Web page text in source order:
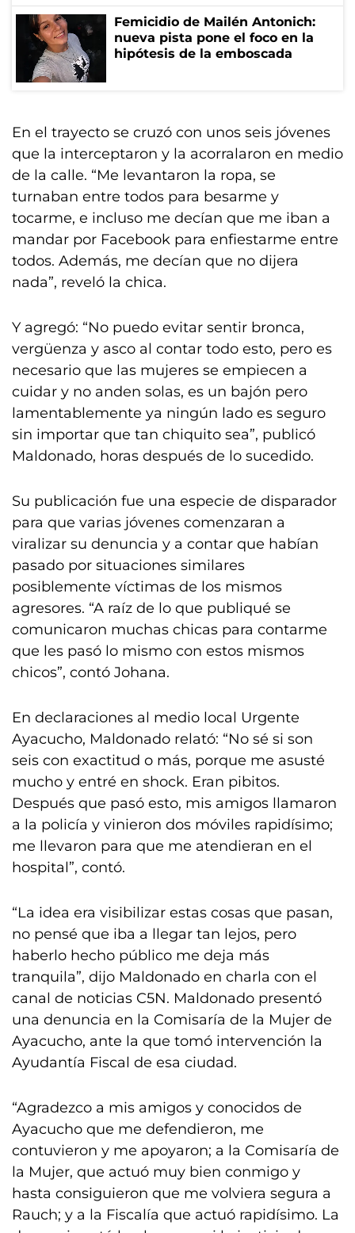
Femicidio de Mailén Antonich:
nueva pista pone el foco en la
hipótesis de la emboscada
En el trayecto se cruzó con unos seis jóvenes
que la interceptaron y la acorralaron en medio
de la calle. “Me levantaron la ropa, se
turnaban entre todos para besarme y
tocarme, e incluso me decían que me iban a
mandar por Facebook para enfiestarme entre
todos. Además, me decían que no dijera
nada”, reveló la chica.
Y agregó: “No puedo evitar sentir bronca,
vergüenza y asco al contar todo esto, pero es
necesario que las mujeres se empiecen a
cuidar y no anden solas, es un bajón pero
lamentablemente ya ningún lado es seguro
sin importar que tan chiquito sea”, publicó
Maldonado, horas después de lo sucedido.
Su publicación fue una especie de disparador
para que varias jóvenes comenzaran a
viralizar su denuncia y a contar que habían
pasado por situaciones similares
posiblemente víctimas de los mismos
agresores. “A raíz de lo que publiqué se
comunicaron muchas chicas para contarme
que les pasó lo mismo con estos mismos
chicos”, contó Johana.
En declaraciones al medio local Urgente
Ayacucho, Maldonado relató: “No sé si son
seis con exactitud o más, porque me asusté
mucho y entré en shock. Eran pibitos.
Después que pasó esto, mis amigos llamaron
a la policía y vinieron dos móviles rapidísimo;
me llevaron para que me atendieran en el
hospital”, contó.
“La idea era visibilizar estas cosas que pasan,
no pensé que iba a llegar tan lejos, pero
haberlo hecho público me deja más
tranquila”, dijo Maldonado en charla con el
canal de noticias C5N. Maldonado presentó
una denuncia en la Comisaría de la Mujer de
Ayacucho, ante la que tomó intervención la
Ayudantía Fiscal de esa ciudad.
“Agradezco a mis amigos y conocidos de
Ayacucho que me defendieron, me
contuvieron y me apoyaron; a la Comisaría de
la Mujer, que actuó muy bien conmigo y
hasta consiguieron que me volviera segura a
Rauch; y a la Fiscalía que actuó rapidísimo. La